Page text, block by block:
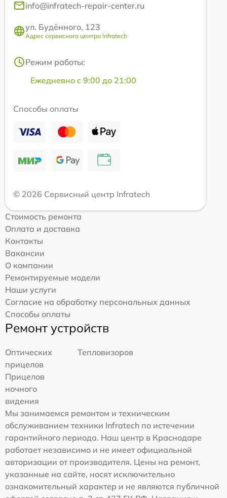
info@infratech-repair-center.ru
ул. Будённого, 123
Адрес сервисного центра Infratech
Режим работы:
Ежедневно с 9:00 до 21:00
Способы оплаты
© 2026 Сервисный центр Infratech
Стоимость ремонта
Оплата и доставка
Контакты
Вакансии
О компании
Ремонтируемые модели
Наши услуги
Согласие на обработку персональных данных
Способы оплаты
Ремонт устройств
Оптических
прицелов
Тепловизоров
Прицелов
ночного
видения
Мы занимаемся ремонтом и техническим
обслуживанием техники Infratech по истечении
гарантийного периода. Наш центр в Краснодаре
работает независимо и не имеет официальной
авторизации от производителя. Цены на ремонт,
указанные на сайте, носят исключительно
ознакомительный характер и не являются публичной